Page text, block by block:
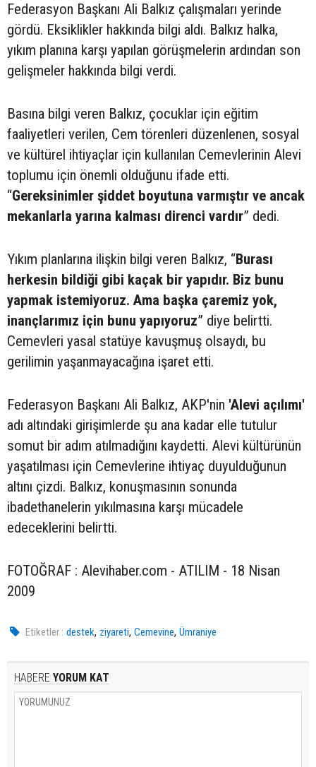
Federasyon Başkanı Ali Balkız çalışmaları yerinde
gördü. Eksiklikler hakkında bilgi aldı. Balkız halka,
yıkım planına karşı yapılan görüşmelerin ardından son
gelişmeler hakkında bilgi verdi.
Basına bilgi veren Balkız, çocuklar için eğitim
faaliyetleri verilen, Cem törenleri düzenlenen, sosyal
ve kültürel ihtiyaçlar için kullanılan Cemevlerinin Alevi
toplumu için önemli olduğunu ifade etti.
“Gereksinimler şiddet boyutuna varmıştır ve ancak
mekanlarla yarına kalması direnci vardır” dedi.
Yıkım planlarına ilişkin bilgi veren Balkız, “Burası
herkesin bildiği gibi kaçak bir yapıdır. Biz bunu
yapmak istemiyoruz. Ama başka çaremiz yok,
inançlarımız için bunu yapıyoruz” diye belirtti.
Cemevleri yasal statüye kavuşmuş olsaydı, bu
gerilimin yaşanmayacağına işaret etti.
Federasyon Başkanı Ali Balkız, AKP'nin 'Alevi açılımı'
adı altındaki girişimlerde şu ana kadar elle tutulur
somut bir adım atılmadığını kaydetti. Alevi kültürünün
yaşatılması için Cemevlerine ihtiyaç duyulduğunun
altını çizdi. Balkız, konuşmasının sonunda
ibadethanelerin yıkılmasına karşı mücadele
edeceklerini belirtti.
FOTOĞRAF : Alevihaber.com - ATILIM - 18 Nisan
2009
Etiketler : destek, ziyareti,Cemevine,Ümraniye
HABERE YORUM KAT